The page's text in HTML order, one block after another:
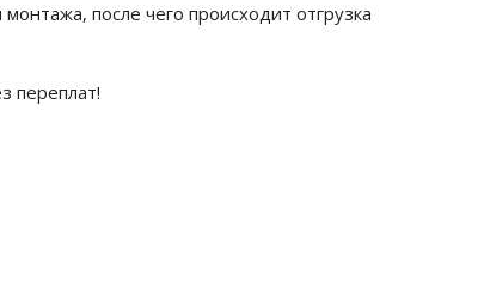
после чего происходит отгрузка
переплат!